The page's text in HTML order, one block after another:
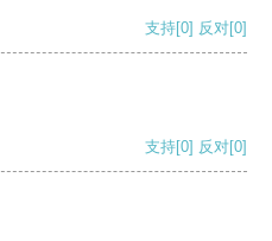
支持[0] 反对[0]
支持[0] 反对[0]